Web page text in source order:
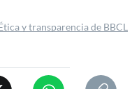
y transparencia de BBCL